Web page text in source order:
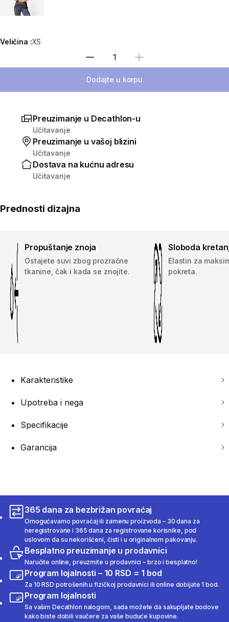
Veličina :XS
Izaberi količinu
Dodajte u korpu
Preuzimanje u Decathlon-u
Učitavanje
Preuzimanje u vašoj blizini
Učitavanje
Dostava na kućnu adresu
Učitavanje
Prednosti dizajna
Propuštanje znoja
Ostajete suvi zbog prozračne
tkanine, čak i kada se znojite.
Sloboda
Elastin za
pokreta.
Karakteristike
Upotreba i nega
Specifikacije
Garancija
365 dana za bezbrižan povraćaj
Omogućavamo povraćaj ili zamenu proizvoda – 30 dana za
neregistrovane i 365 dana za registrovane korisnike, pod
uslovom da su nekorišćeni, čisti i u originalnom pakovanju.
Besplatno preuzimanje u prodavnici
Naručite online, preuzmite u prodavnici – brzo i besplatno!
Program lojalnosti – 10 RSD = 1 bod
Za 10 RSD potrošenih u fizičkoj prodavnici ili online dobijate 1 bod.
Program lojalnosti
Sa vašim Decathlon nalogom, sada možete da sakupljate bodove
kako biste dobili vaučere za vaše buduće kupovine.